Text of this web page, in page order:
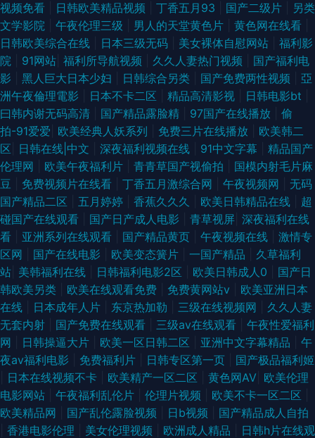
视频免看
日韩欧美精品视频 丁香五月93 国产二级片
另类
文学影院
午夜伦理三级 男人的天堂黄色片 黄色网在线看
日韩欧美综合在线
日本三级无码 美女裸体自慰网站
福利影
院
91网站 福利所导航视频 久久人妻热门视频
国产福利电
影
黑人巨大日本少妇 日韩综合另类 国产免费两性视频
亞
洲午夜倫理電影
日本不卡二区 精品高清影视 日韩电影bt
曰韩内谢无码高清
国产精品露脸精 97国产在线播放
偷
拍-91爱爱 欧美经典人妖系列 免费三片在线播放
欧美韩二
区
日韩在线|中文 深夜福利视频在线 91中文字幕
精品国产
伦理网
欧美午夜福利片 青青草国产视偷拍
国模内射毛片麻
豆
免费视频片在线看 丁香五月激综合网 午夜视频网
无码
国产精品二区
五月婷婷 香蕉久久久 欧美日韩精品在线
超
碰国产在线观看
国产日产成人电影 青草视屏 深夜福利在线
看
亚洲系列在线观看 国产精品黄页 午夜视频在线
激情专
区网
国产在线电影 欧美变态簧片 一国产精品
久草福利
站 美韩福利在线 日韩福利电影2区 欧美日韩成人0
国产日
韩欧美另类
欧美在线观看免费 免费黄网站v
欧美亚洲日本
在线
日本成年人片 东京热加勒 三级在线视频网
久久人妻
无套内射
国产免费在线观看 三级av在线观看
午夜性爱福利
网
日韩操逼大片 欧美一区日韩二区 亚洲中文字幕精品
午
夜av福利电影
免费福利片 日韩专区第一页
国产极品福利姬
日本在线视频不卡 欧美精产一区二区 黄色网AV 欧美伦理
电影网站
午夜福利乱伦片 伦理片视频 欧美不卡一区二区
欧美精品网
国产乱伦露脸视频 日b视频
国产精品成人自拍
香港电影伦理 美女伦理视频 欧洲成人精品
日韩h片在线观